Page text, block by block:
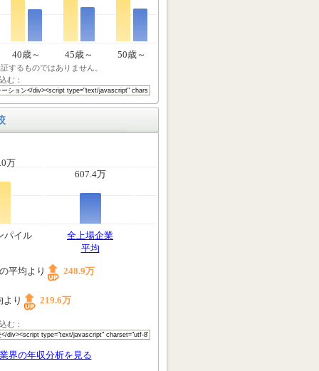
40歳～ 45歳～ 50歳～
するものではありません。
む：
万
607.4万
パイル
全上場企業
平均
平均より 248.9万
より 219.6万
む：
界の年収分析を見る